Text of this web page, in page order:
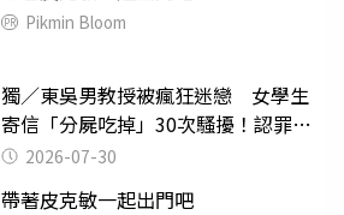
Pikmin Bloom
獨／東吳男教授被瘋狂迷戀 女學生
寄信「分屍吃掉」30次騷擾！認罪免
關 2026-07-30
帶著皮克敏一起出門吧